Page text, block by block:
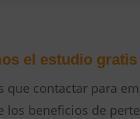
el estudio gratis
que contactar para
los beneficios de